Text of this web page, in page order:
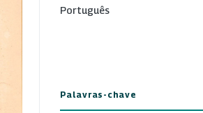
Português
Palavras-chave